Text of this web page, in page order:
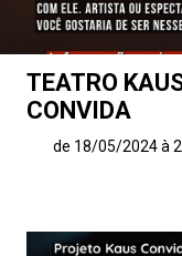
TEATRO
CONVIDA
de 18/05/2024 à